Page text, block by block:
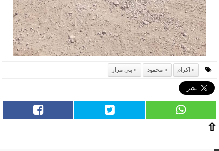
اكرام محمود بنى مزار
⇧